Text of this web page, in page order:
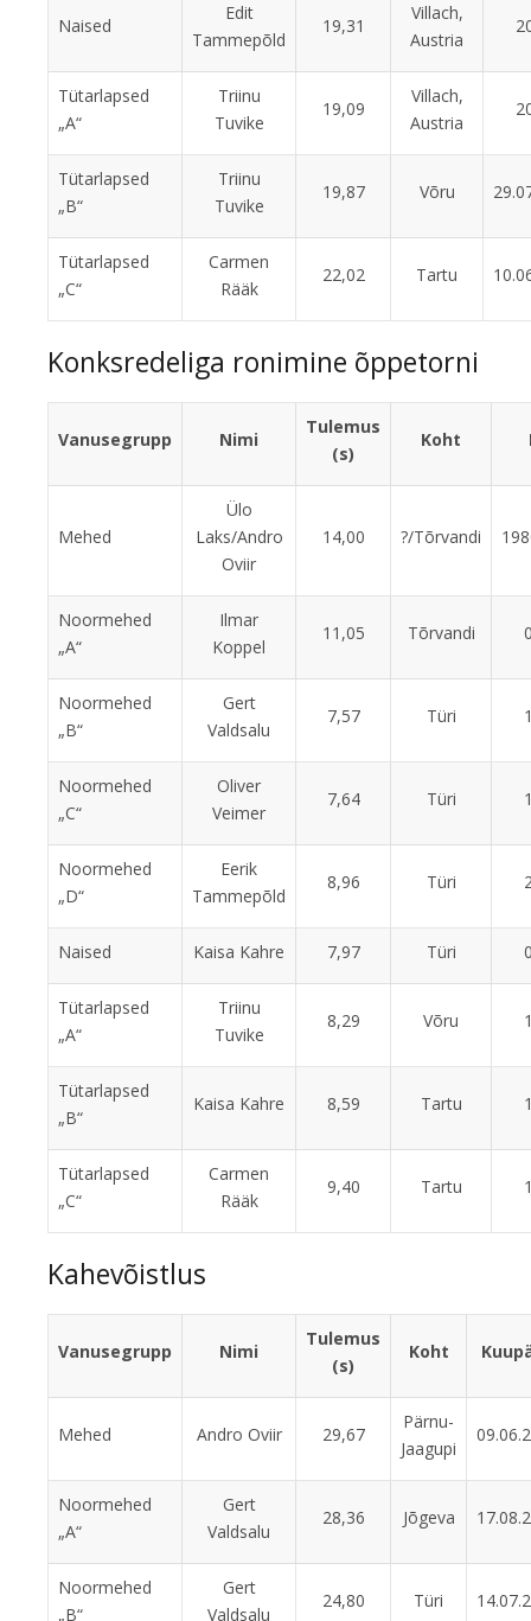
Naised
Edit
Tammepõld
19,31
Villach,
Austria
Tütarlapsed
„A“
Triinu
Tuvike
19,09
Villach,
Austria
Tütarlapsed
„B“
Triinu
Tuvike
19,87 Võru
Tütarlapsed
„C“
Carmen
Rääk
22,02 Tartu
Konksredeliga ronimine õppetorni
Vanusegrupp Nimi
Tulemus
(s)
Koht
Mehed
Ülo
Laks/Andro
Oviir
14,00 ?/Tõrvandi
Noormehed
„A“
Ilmar
Koppel
11,05 Tõrvandi
Noormehed
„B“
Gert
Valdsalu
7,57 Türi
Noormehed
„C“
Oliver
Veimer
7,64 Türi
Noormehed
„D“
Eerik
Tammepõld
8,96 Türi
Naised Kaisa Kahre 7,97 Türi
Tütarlapsed
„A“
Triinu
Tuvike
8,29 Võru
Tütarlapsed
„B“
Kaisa Kahre 8,59 Tartu
Tütarlapsed
„C“
Carmen
Rääk
9,40 Tartu
Kahevõistlus
Vanusegrupp Nimi
Tulemus
(s)
Koht
Mehed Andro Oviir 29,67
Pärnu-
Jaagupi
Noormehed
„A“
Gert
Valdsalu
28,36 Jõgeva
Noormehed
„B“
Gert
Valdsalu
24,80 Türi